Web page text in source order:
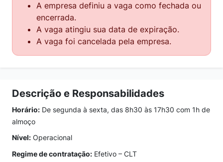
A empresa definiu a vaga como fechada ou
encerrada.
A vaga atingiu sua data de expiração.
A vaga foi cancelada pela empresa.
Descrição e Responsabilidades
Horário: De segunda à sexta, das 8h30 às 17h30 com 1h de
almoço
Nível: Operacional
Regime de contratação: Efetivo – CLT